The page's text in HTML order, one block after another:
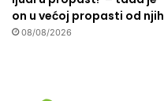
on u većoj propasti od njih
08/08/2026